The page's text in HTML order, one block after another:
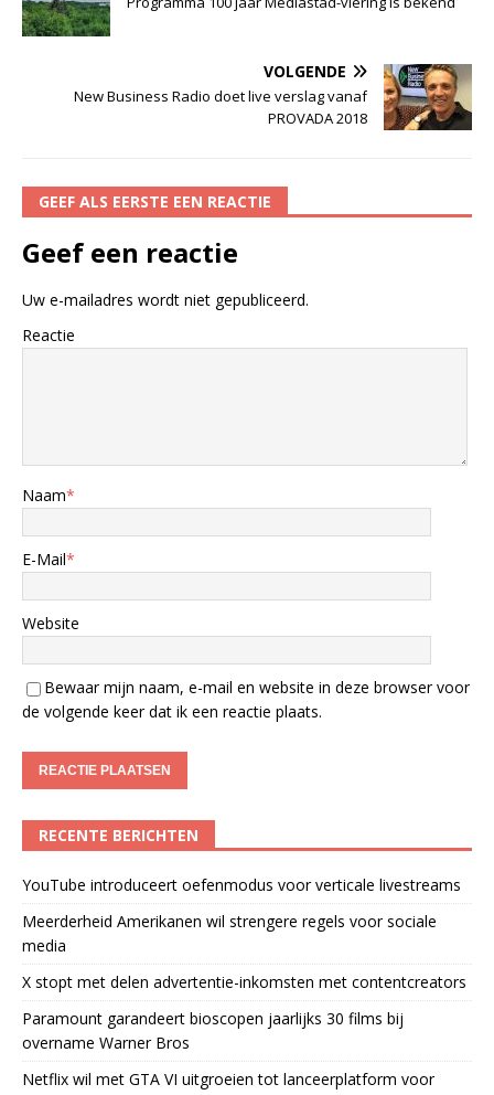
VOLGENDE
New Business Radio doet live verslag vanaf
PROVADA 2018
GEEF ALS EERSTE EEN REACTIE
Geef een reactie
Uw e-mailadres wordt niet gepubliceerd.
Reactie
Naam*
E-Mail*
Website
Bewaar mijn naam, e-mail en website in deze browser voor
de volgende keer dat ik een reactie plaats.
RECENTE BERICHTEN
YouTube introduceert oefenmodus voor verticale livestreams
Meerderheid Amerikanen wil strengere regels voor sociale
media
X stopt met delen advertentie-inkomsten met contentcreators
Paramount garandeert bioscopen jaarlijks 30 films bij
overname Warner Bros
Netflix wil met GTA VI uitgroeien tot lanceerplatform voor